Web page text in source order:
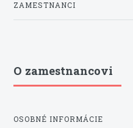
ZAMESTNANCI
O zamestnancovi
OSOBNÉ INFORMÁCIE